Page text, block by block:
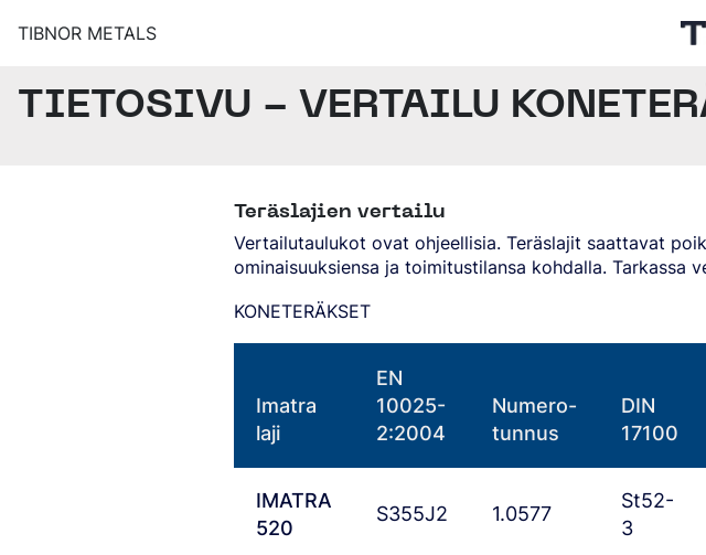
TIBNOR METALS
TUOTTEET
ALIHANKINTAPALVELUT
DIGITAALISET TYÖKALUT
TIBNOR METALS ORGANISAATIO
YLEISET TOIMITUSEHDOT, TILINAVAUSHAKEMUS, SERTIFIKAATIT
TIETOSIVU - VERTAILU
Teräslajien vertailu
Vertailutaulukot ovat ohjeellisia. Teräslajit saattavat
ominaisuuksiensa ja toimitustilansa kohdalla. Tarkassa
KONETERÄKSET
Imatra
laji
EN
10025-
2:2004
Numero-
tunnus
DIN
17100
IMATRA
520
S355J2 1.0577
St52-
3